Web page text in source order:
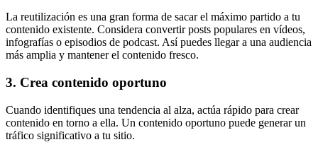
La reutilización es una gran forma de sacar el máximo partido a tu
contenido existente. Considera convertir posts populares en vídeos,
infografías o episodios de podcast. Así puedes llegar a una audiencia
más amplia y mantener el contenido fresco.
3. Crea contenido oportuno
Cuando identifiques una tendencia al alza, actúa rápido para crear
contenido en torno a ella. Un contenido oportuno puede generar un
tráfico significativo a tu sitio.